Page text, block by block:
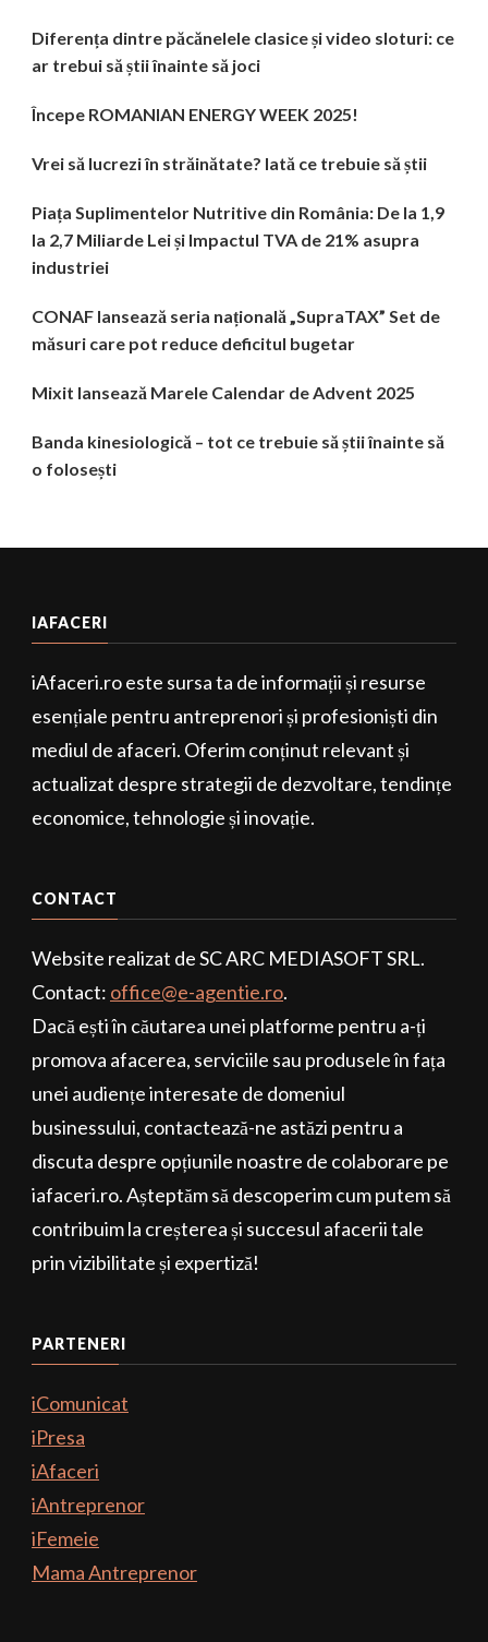
Diferența dintre păcănelele clasice și video sloturi: ce
ar trebui să știi înainte să joci
Începe ROMANIAN ENERGY WEEK 2025!
Vrei să lucrezi în străinătate? Iată ce trebuie să știi
Piața Suplimentelor Nutritive din România: De la 1,9
la 2,7 Miliarde Lei și Impactul TVA de 21% asupra
industriei
CONAF lansează seria națională „SupraTAX” Set de
măsuri care pot reduce deficitul bugetar
Mixit lansează Marele Calendar de Advent 2025
Banda kinesiologică – tot ce trebuie să știi înainte să
o folosești
IAFACERI
iAfaceri.ro este sursa ta de informații și resurse
esențiale pentru antreprenori și profesioniști din
mediul de afaceri. Oferim conținut relevant și
actualizat despre strategii de dezvoltare, tendințe
economice, tehnologie și inovație.
CONTACT
Website realizat de SC ARC MEDIASOFT SRL.
Contact: office@e-agentie.ro.
Dacă ești în căutarea unei platforme pentru a-ți
promova afacerea, serviciile sau produsele în fața
unei audiențe interesate de domeniul
businessului, contactează-ne astăzi pentru a
discuta despre opțiunile noastre de colaborare pe
iafaceri.ro. Așteptăm să descoperim cum putem să
contribuim la creșterea și succesul afacerii tale
prin vizibilitate și expertiză!
PARTENERI
iComunicat
iPresa
iAfaceri
iAntreprenor
iFemeie
Mama Antreprenor